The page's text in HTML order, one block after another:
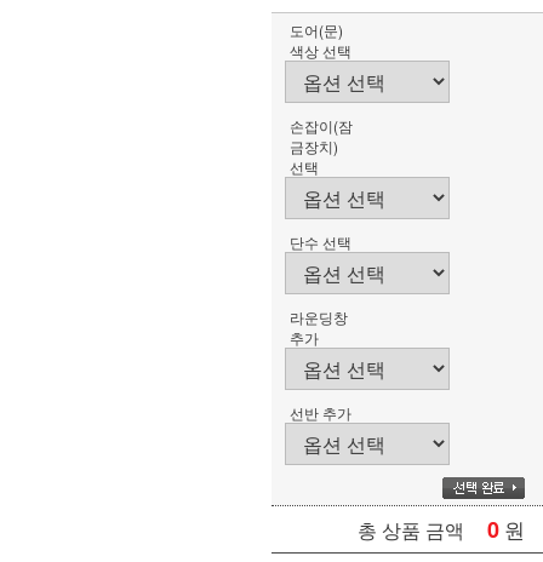
도어(문)
색상 선택
손잡이(잠
금장치)
선택
단수 선택
라운딩창
추가
선반 추가
총 상품 금액 0 원